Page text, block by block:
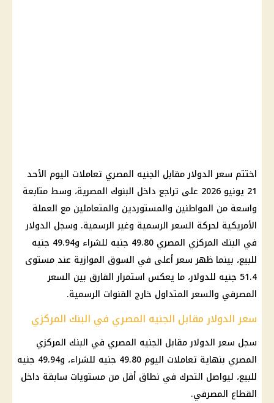
اختتم سعر الدولار مقابل الجنيه المصري تعاملات اليوم الأحد
21 يونيو 2026 على تراجع داخل البنوك المصرية، وسط متابعة
واسعة من المواطنين والمستوردين والمتعاملين مع العملة
الأمريكية لحركة السعر الرسمية وغير الرسمية. وسجل الدولار
في البنك المركزي المصري 49.80 جنيه للشراء و49.94 جنيه
للبيع، بينما ظهر سعر أعلى في السوق الموازية عند مستوى
51.4 جنيه للدولار، ما يعكس استمرار الفارق بين السعر
المصرفي والسعر المتداول خارج القنوات الرسمية.
سعر الدولار مقابل الجنيه المصري في البنك المركزي
سجل سعر الدولار مقابل الجنيه المصري في البنك المركزي
المصري بنهاية تعاملات اليوم 49.80 جنيه للشراء، و49.94 جنيه
للبيع، ليواصل التحرك في نطاق أقل من مستويات سابقة داخل
القطاع المصرفي.